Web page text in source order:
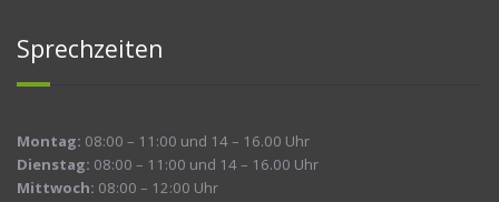
Sprechzeiten
Montag: 08:00 – 11:00 und 14 – 16.00 Uhr
Dienstag: 08:00 – 11:00 und 14 – 16.00 Uhr
Mittwoch: 08:00 – 12:00 Uhr